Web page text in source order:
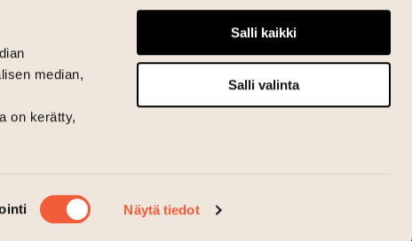
median,
on kerätty,
Näytä tiedot
Salli kaikki
Salli valinta